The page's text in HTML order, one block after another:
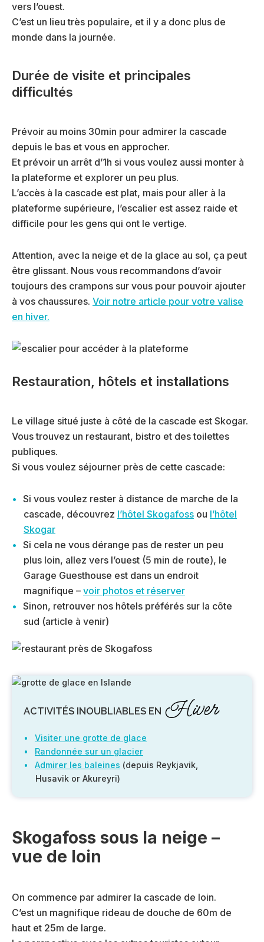
vers l’ouest.
C’est un lieu très populaire, et il y a donc plus de
monde dans la journée.
Durée de visite et principales
difficultés
Prévoir au moins 30min pour admirer la cascade
depuis le bas et vous en approcher.
Et prévoir un arrêt d’1h si vous voulez aussi monter à
la plateforme et explorer un peu plus.
L’accès à la cascade est plat, mais pour aller à la
plateforme supérieure, l’escalier est assez raide et
difficile pour les gens qui ont le vertige.
Attention, avec la neige et de la glace au sol, ça peut
être glissant. Nous vous recommandons d’avoir
toujours des crampons sur vous pour pouvoir ajouter
à vos chaussures. Voir notre article pour votre valise
en hiver.
Restauration, hôtels et installations
Le village situé juste à côté de la cascade est Skogar.
Vous trouvez un restaurant, bistro et des toilettes
publiques.
Si vous voulez séjourner près de cette cascade:
Si vous voulez rester à distance de marche de la
cascade, découvrez l’hôtel Skogafoss ou l’hôtel
Skogar
Si cela ne vous dérange pas de rester un peu
plus loin, allez vers l’ouest (5 min de route), le
Garage Guesthouse est dans un endroit
magnifique – voir photos et réserver
Sinon, retrouver nos hôtels préférés sur la côte
sud (article à venir)
ACTIVITÉS INOUBLIABLES EN Hiver
Visiter une grotte de glace
Randonnée sur un glacier
Admirer les baleines (depuis Reykjavik,
Husavik or Akureyri)
Skogafoss sous la neige –
vue de loin
On commence par admirer la cascade de loin.
C’est un magnifique rideau de douche de 60m de
haut et 25m de large.